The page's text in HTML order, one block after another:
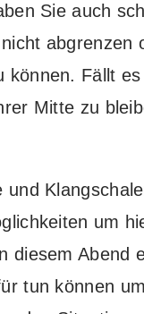
Sie auch
abgrenzen
können. Fällt
Mitte zu
und
um
diesem Abend
tun können